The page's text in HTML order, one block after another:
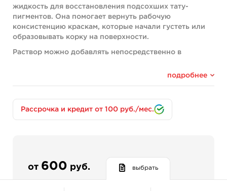
жидкость для восстановления подсохших тату-
пигментов. Она помогает вернуть рабочую
консистенцию краскам, которые начали густеть или
образовывать корку на поверхности.
Раствор можно добавлять непосредственно в
подсохшим пигментом. Это продлевает срок службы
Ключевые особенности
Wetting Solution совместима со всеми типами тату-
водной основе без акриловых добавок, веганская, не
тестировалась на животных. Соответствует
подробнее
Рассрочка и кредит от 100 руб./мес.
от 600 руб. выбрать